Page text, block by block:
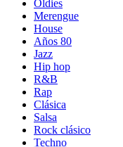
Oldies
Merengue
House
Años 80
Jazz
Hip hop
R&B
Rap
Clásica
Salsa
Rock clásico
Techno